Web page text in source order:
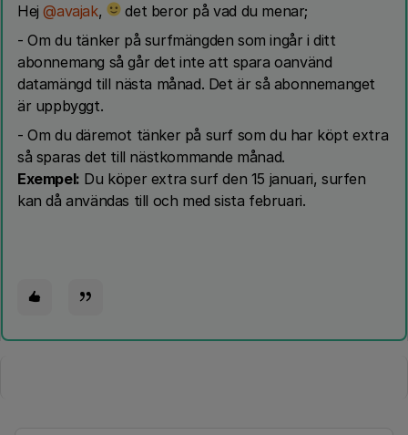
Hej@avajak,
det beror på vad du menar;
- Om du tänker på surfmängden som ingår i ditt
abonnemang så går det inte att spara oanvänd
datamängd till nästa månad. Det är så abonnemanget
är uppbyggt.
- Om du däremot tänker på surf som du har köpt extra
så sparas det till nästkommande månad.
Exempel: Du köper extra surf den 15 januari, surfen
kan då användas till och med sista februari.